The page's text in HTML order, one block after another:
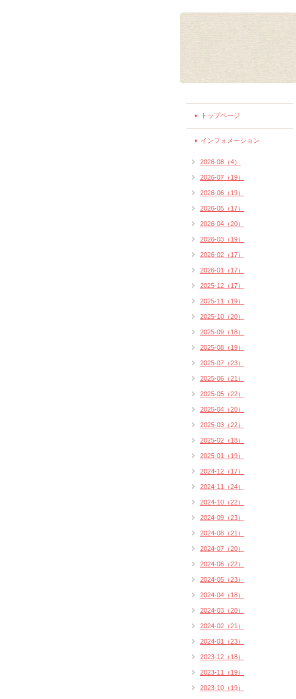
トップページ
インフォメーション
2026-08（4）
2026-07（19）
2026-06（19）
2026-05（17）
2026-04（20）
2026-03（19）
2026-02（17）
2026-01（17）
2025-12（17）
2025-11（19）
2025-10（20）
2025-09（18）
2025-08（19）
2025-07（23）
2025-06（21）
2025-05（22）
2025-04（20）
2025-03（22）
2025-02（18）
2025-01（19）
2024-12（17）
2024-11（24）
2024-10（22）
2024-09（23）
2024-08（21）
2024-07（20）
2024-06（22）
2024-05（23）
2024-04（18）
2024-03（20）
2024-02（21）
2024-01（23）
2023-12（18）
2023-11（19）
2023-10（19）